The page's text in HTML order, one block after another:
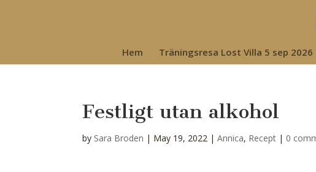
Hem Träningsresa Lost Villa 5 sep 2026
Festligt utan alkohol
by Sara Broden | May 19, 2022 |Annica, Recept | 0